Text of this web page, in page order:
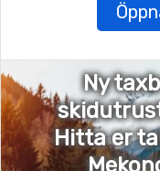
Ny
Hitta er